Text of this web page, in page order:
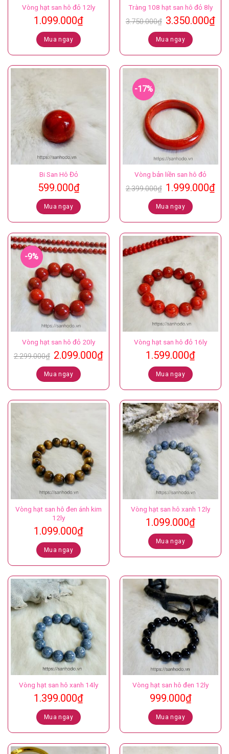
Vòng hạt san hô đỏ 12ly
1.099.000₫
Mua ngay
Tràng 108 hạt san hô đỏ 8ly
3.750.000₫ Giá
gốc
là:
3.750.000₫.
3.350.000₫Giá
là:
Mua ngay
Bi San Hô Đỏ
599.000₫
Mua ngay
-17%
Vòng bản liền san hô đỏ
2.399.000₫ Giá
gốc
là:
2.399.000₫.
1.999.000₫Giá
là:
Mua ngay
-9%
Vòng hạt san hô đỏ 20ly
2.299.000₫ Giá
gốc
là:
2.299.000₫.
2.099.000₫Giá
là:
Mua ngay
Vòng hạt san hô đỏ 16ly
1.599.000₫
Mua ngay
Vòng hạt san hô đen ánh kim
12ly
1.099.000₫
Mua ngay
Vòng hạt san hô xanh 12ly
1.099.000₫
Mua ngay
Vòng hạt san hô xanh 14ly
1.399.000₫
Mua ngay
Vòng hạt san hô đen 12ly
999.000₫
Mua ngay